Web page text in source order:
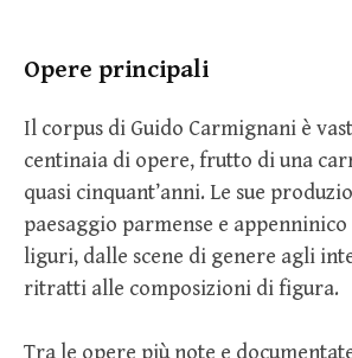
Opere principali
Il corpus di Guido Carmignani è
centinaia di opere, frutto di una
quasi cinquant’anni. Le sue
paesaggio parmense e
liguri, dalle scene di genere agli
ritratti alle composizioni di figura.
Tra le opere più note e